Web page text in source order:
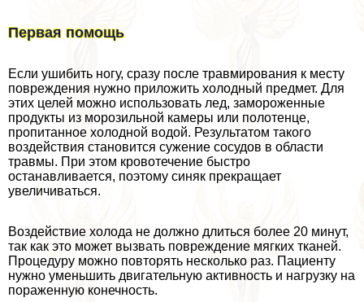
Первая помощь
Если ушибить ногу, сразу после травмирования к месту
повреждения нужно приложить холодный предмет. Для
этих целей можно использовать лед, замороженные
продукты из морозильной камеры или полотенце,
пропитанное холодной водой. Результатом такого
воздействия становится сужение сосудов в области
травмы. При этом кровотечение быстро
останавливается, поэтому синяк прекращает
увеличиваться.
Воздействие холода не должно длиться более 20 минут,
так как это может вызвать повреждение мягких тканей.
Процедуру можно повторять несколько раз. Пациенту
нужно уменьшить двигательную активность и нагрузку на
пораженную конечность.